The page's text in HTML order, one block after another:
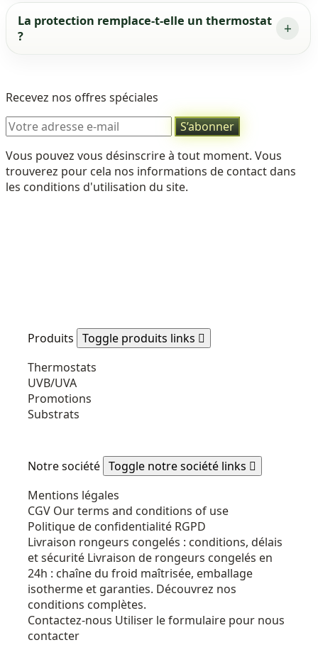
La protection remplace-t-elle un thermostat
?
Recevez nos offres spéciales
Vous pouvez vous désinscrire à tout moment. Vous
trouverez pour cela nos informations de contact dans
les conditions d'utilisation du site.
Produits Toggle produits links 
Thermostats
UVB/UVA
Promotions
Substrats
Notre société Toggle notre société links 
Mentions légales
CGV Our terms and conditions of use
Politique de confidentialité RGPD
Livraison rongeurs congelés : conditions, délais
et sécurité Livraison de rongeurs congelés en
24h : chaîne du froid maîtrisée, emballage
isotherme et garanties. Découvrez nos
conditions complètes.
Contactez-nous Utiliser le formulaire pour nous
contacter